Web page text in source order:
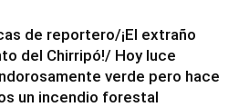
de reportero/¡El extraño
del Chirripó!/ Hoy luce
verde pero hace
un incendio forestal